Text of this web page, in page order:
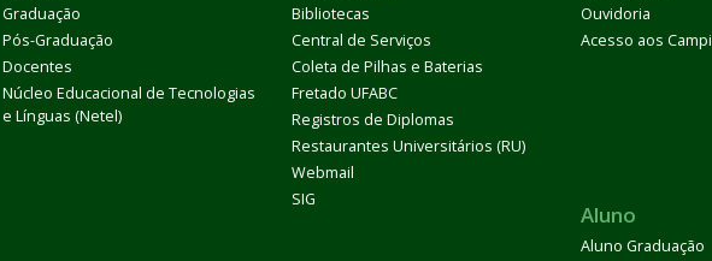
Graduação
Pós-Graduação
Docentes
Núcleo Educacional de Tecnologias
e Línguas (Netel)
Bibliotecas
Central de Serviços
Coleta de Pilhas e Baterias
Fretado UFABC
Registros de Diplomas
Restaurantes Universitários (RU)
Webmail
SIG
Ouvidoria
Acesso aos Campi
Aluno
Aluno Graduação